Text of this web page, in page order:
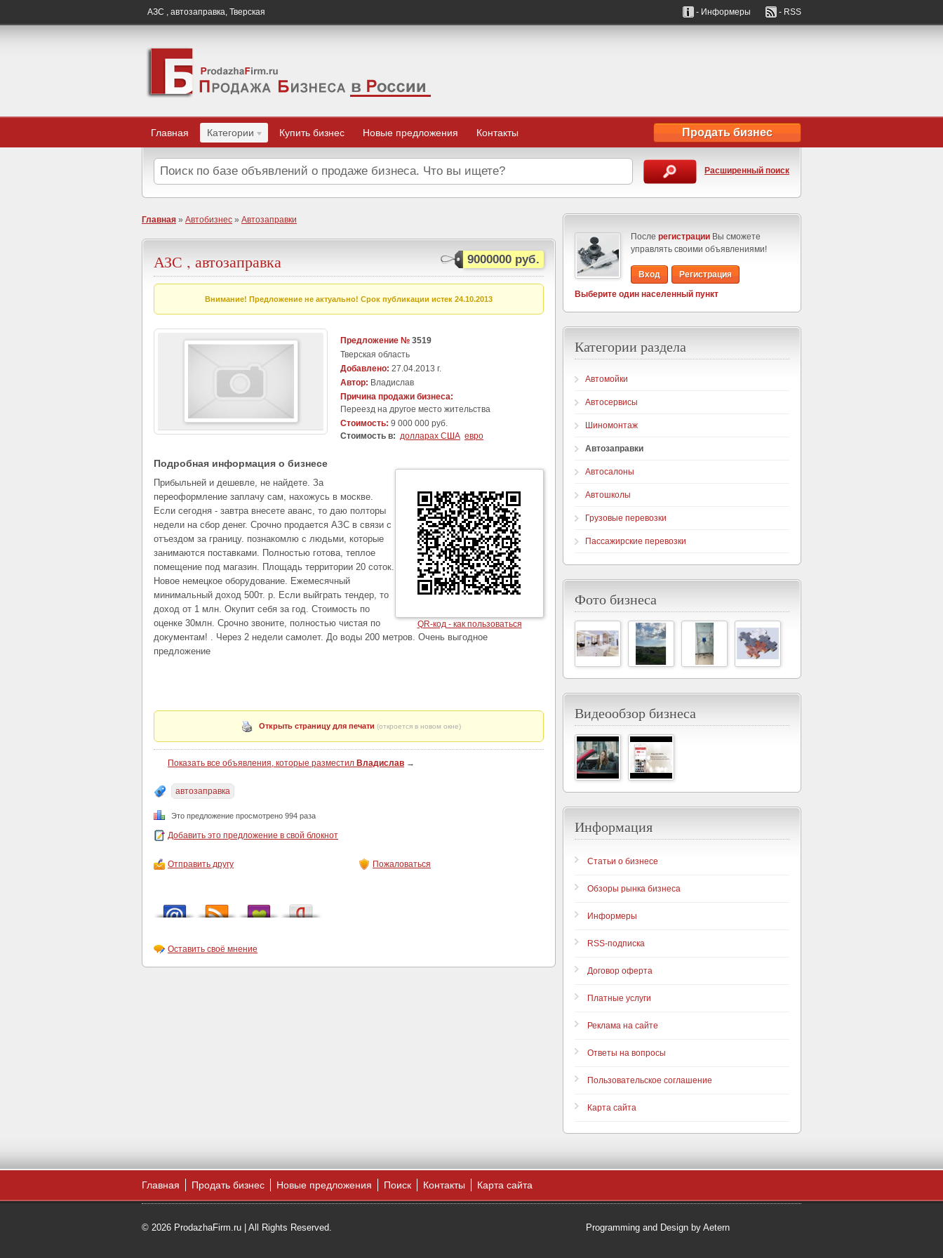
АЗС , автозаправка, Тверская - Информеры - RSS
Продать бизнес
Главная Категории Купить бизнес Новые предложения Контакты
Расширенный поиск
Главная » Автобизнес » Автозаправки
9000000 руб.
АЗС , автозаправка
Внимание! Предложение не актуально! Срок публикации истек 24.10.2013
Предложение № 3519
Тверская область
Добавлено: 27.04.2013 г.
Автор: Владислав
Причина продажи бизнеса:
Переезд на другое место жительства
Стоимость: 9 000 000 руб.
Стоимость в: долларах США евро
Подробная информация о бизнесе
QR-код - как пользоваться
Прибыльней и дешевле, не найдете. За
переоформление заплачу сам, нахожусь в москве.
Если сегодня - завтра внесете аванс, то даю полторы
недели на сбор денег. Срочно продается АЗС в связи с
отъездом за границу. познакомлю с людьми, которые
занимаются поставками. Полностью готова, теплое
помещение под магазин. Площадь территории 20 соток.
Новое немецкое оборудование. Ежемесячный
минимальный доход 500т. р. Если выйграть тендер, то
доход от 1 млн. Окупит себя за год. Стоимость по
оценке 30млн. Срочно звоните, полностью чистая по
документам! . Через 2 недели самолет. До воды 200 метров. Очень выгодное
предложение
Открыть страницу для печати (откроется в новом окне)
Показать все объявления, которые разместил Владислав →
автозаправка
Это предложение просмотрено 994 раза
Добавить это предложение в свой блокнот
Отправить другу Пожаловаться
Оставить своё мнение
После регистрации Вы сможете
управлять своими объявлениями!
Вход
Регистрация
Выберите один населенный пункт
Категории раздела
Автомойки
Автосервисы
Шиномонтаж
Автозаправки
Автосалоны
Автошколы
Грузовые перевозки
Пассажирские перевозки
Фото бизнеса
Видеообзор бизнеса
Информация
Статьи о бизнесе
Обзоры рынка бизнеса
Информеры
RSS-подписка
Договор оферта
Платные услуги
Реклама на сайте
Ответы на вопросы
Пользовательское соглашение
Карта сайта
Главная Продать бизнес Новые предложения Поиск Контакты Карта сайта
© 2026 ProdazhaFirm.ru | All Rights Reserved. Programming and Design by Aetern